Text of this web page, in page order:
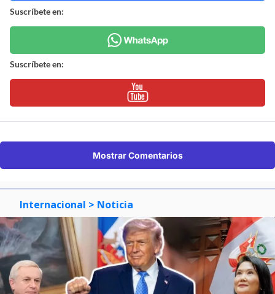
Suscríbete en:
Suscríbete en:
Mostrar Comentarios
Internacional > Noticia